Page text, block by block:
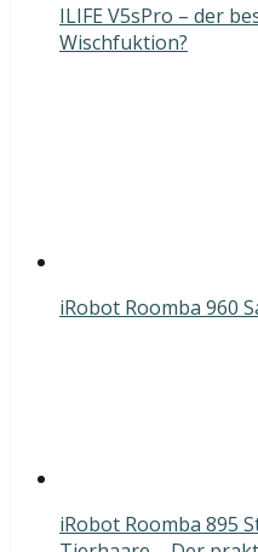
ILIFE V5sPro – der
Wischfuktion?
iRobot Roomba 960
iRobot Roomba 895